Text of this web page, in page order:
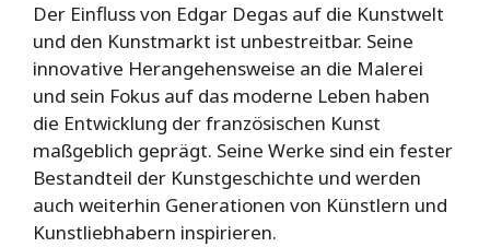
Der Einfluss von Edgar Degas auf die Kunstwelt
und den Kunstmarkt ist unbestreitbar. Seine
innovative Herangehensweise an die Malerei
und sein Fokus auf das moderne Leben haben
die Entwicklung der französischen Kunst
maßgeblich geprägt. Seine Werke sind ein fester
Bestandteil der Kunstgeschichte und werden
auch weiterhin Generationen von Künstlern und
Kunstliebhabern inspirieren.